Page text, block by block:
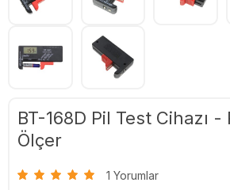
BT-168D Pil Test Cihazı
Ölçer
1 Yorumlar